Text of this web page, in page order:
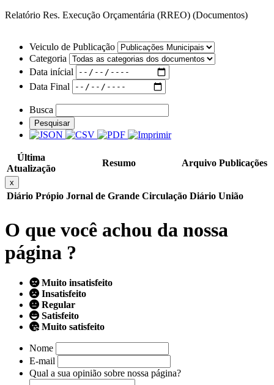
Relatório Res. Execução Orçamentária (RREO) (Documentos)
Veiculo de Publicação
Categoria
Data inícial
Data Final
Busca
Pesquisar
Última
Atualização
Resumo Arquivo Publicações
x
Diário Própio Jornal de Grande Circulação Diário União
O que você achou da nossa
página ?
Muito insatisfeito
Insatisfeito
Regular
Satisfeito
Muito satisfeito
Nome
E-mail
Qual a sua opinião sobre nossa página?